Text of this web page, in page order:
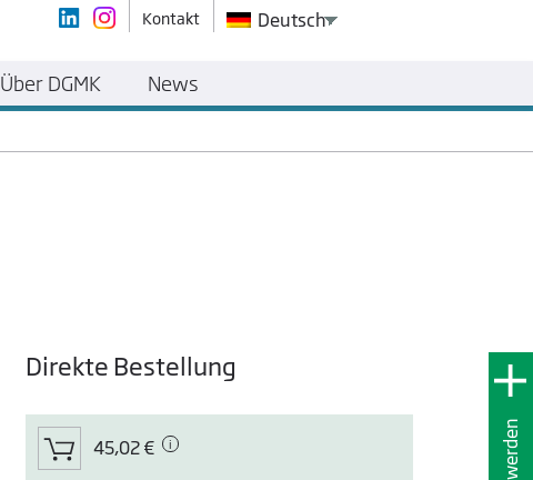
Direkte Bestellung
45,02 €
Kontakt Deutsch
Über DGMK News